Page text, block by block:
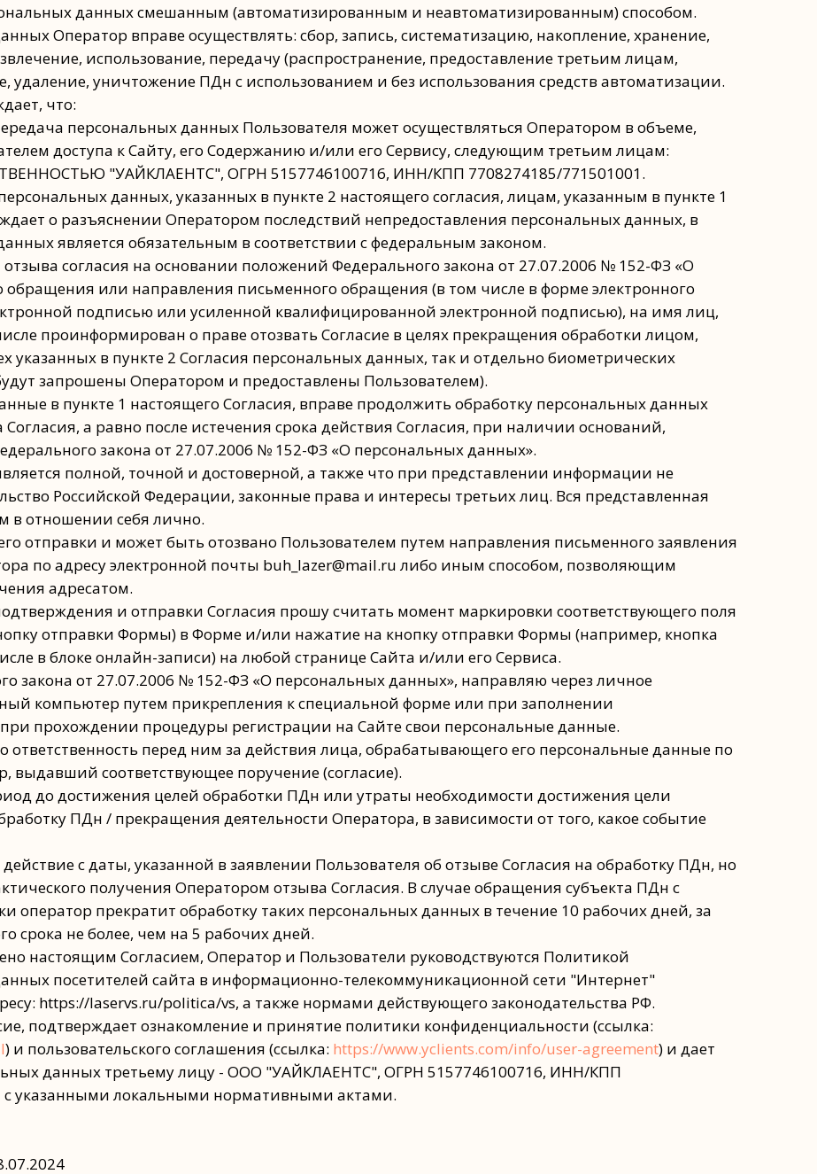
данных смешанным (автоматизированным и неавтоматизированным) способом.
Оператор вправе осуществлять: сбор, запись, систематизацию, накопление, хранение,
использование, передачу (распространение, предоставление третьим лицам,
удаление, уничтожение ПДн с использованием и без использования средств автоматизации.
что:
персональных данных Пользователя может осуществляться Оператором в объеме,
доступа к Сайту, его Содержанию и/или его Сервису, следующим третьим лицам:
"УАЙКЛАЕНТС", ОГРН 5157746100716, ИНН/КПП 7708274185/771501001.
данных, указанных в пункте 2 настоящего согласия, лицам, указанным в пункте 1
о разъяснении Оператором последствий непредоставления персональных данных, в
является обязательным в соответствии с федеральным законом.
согласия на основании положений Федерального закона от 27.07.2006 № 152-ФЗ «О
или направления письменного обращения (в том числе в форме электронного
подписью или усиленной квалифицированной электронной подписью), на имя лиц,
проинформирован о праве отозвать Согласие в целях прекращения обработки лицом,
указанных в пункте 2 Согласия персональных данных, так и отдельно биометрических
запрошены Оператором и предоставлены Пользователем).
в пункте 1 настоящего Согласия, вправе продолжить обработку персональных данных
а равно после истечения срока действия Согласия, при наличии оснований,
закона от 27.07.2006 № 152-ФЗ «О персональных данных».
полной, точной и достоверной, а также что при представлении информации не
Российской Федерации, законные права и интересы третьих лиц. Вся представленная
в отношении себя лично.
отправки и может быть отозвано Пользователем путем направления письменного заявления
по адресу электронной почты buh_lazer@mail.ru либо иным способом, позволяющим
адресатом.
и отправки Согласия прошу считать момент маркировки соответствующего поля
отправки Формы) в Форме и/или нажатие на кнопку отправки Формы (например, кнопка
в блоке онлайн-записи) на любой странице Сайта и/или его Сервиса.
закона от 27.07.2006 № 152-ФЗ «О персональных данных», направляю через личное
компьютер путем прикрепления к специальной форме или при заполнении
прохождении процедуры регистрации на Сайте свои персональные данные.
перед ним за действия лица, обрабатывающего его персональные данные по
выдавший соответствующее поручение (согласие).
до достижения целей обработки ПДн или утраты необходимости достижения цели
ПДн / прекращения деятельности Оператора, в зависимости от того, какое событие
с даты, указанной в заявлении Пользователя об отзыве Согласия на обработку ПДн, но
получения Оператором отзыва Согласия. В случае обращения субъекта ПДн с
оператор прекратит обработку таких персональных данных в течение 10 рабочих дней, за
срока не более, чем на 5 рабочих дней.
настоящим Согласием, Оператор и Пользователи руководствуются Политикой
посетителей сайта в информационно-телекоммуникационной сети "Интернет"
https://laservs.ru/politica/vs, а также нормами действующего законодательства РФ.
подтверждает ознакомление и принятие политики конфиденциальности (ссылка:
) и пользовательского соглашения (ссылка: https://www.yclients.com/info/user-agreement) и дает
данных третьему лицу - ООО "УАЙКЛАЕНТС", ОГРН 5157746100716, ИНН/КПП
с указанными локальными нормативными актами.